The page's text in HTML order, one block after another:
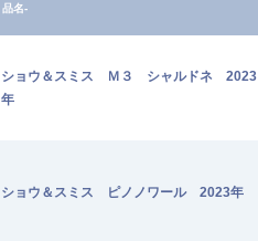
品名-
ショウ＆スミス Ｍ３ シャルドネ 2023
年
ショウ＆スミス ピノノワール 2023年